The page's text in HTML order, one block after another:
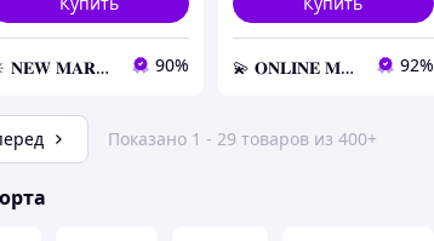
🔆 𝐍𝐄𝐖 𝐌𝐀𝐑𝐊𝐄𝐓 🔆 – Продукция премиум-класса от официального представителя! 90% 💫 𝐎𝐍𝐋𝐈𝐍𝐄 𝐌𝐀𝐑𝐊𝐄𝐓 💫 – Актуальные товары по самым выгодным ценам! 92%
Показано 1 - 29 товаров из 400+